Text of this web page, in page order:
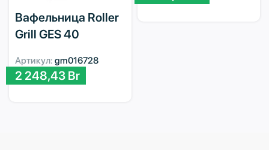
Вафельница Roller
Grill GES 40
Артикул: gm016728
2 248,43 Br